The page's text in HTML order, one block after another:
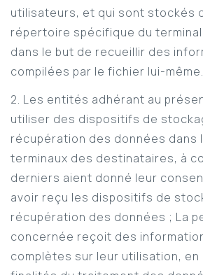
utilisateurs, et qui sont stockés
répertoire spécifique du
dans le but de recueillir des
compilées par le fichier lui-même.
2. Les entités adhérant au
utiliser des dispositifs de
récupération des données dans
terminaux des destinataires, à
derniers aient donné leur
avoir reçu les dispositifs de
récupération des données ; La
concernée reçoit des
complètes sur leur utilisation,